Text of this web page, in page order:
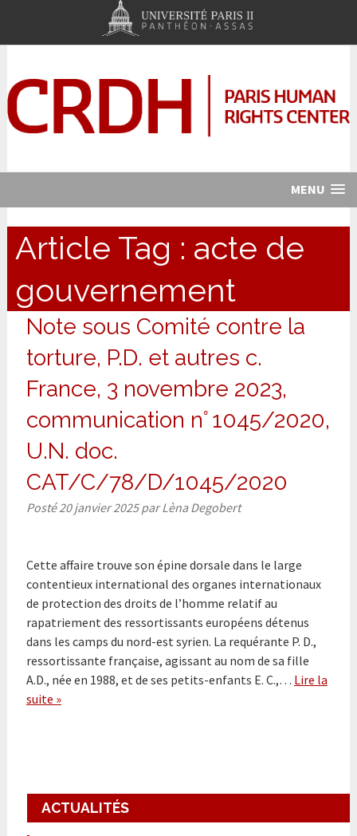
MENU
Article Tag : acte de
gouvernement
Note sous Comité contre la
torture, P.D. et autres c.
France, 3 novembre 2023,
communication n° 1045/2020,
U.N. doc.
CAT/C/78/D/1045/2020
Posté20 janvier 2025 par Lèna Degobert
Cette affaire trouve son épine dorsale dans le large
contentieux international des organes internationaux
de protection des droits de l’homme relatif au
rapatriement des ressortissants européens détenus
dans les camps du nord-est syrien. La requérante P. D.,
ressortissante française, agissant au nom de sa fille
A.D., née en 1988, et de ses petits-enfants E. C.,… Lire la
suite »
ACTUALITÉS